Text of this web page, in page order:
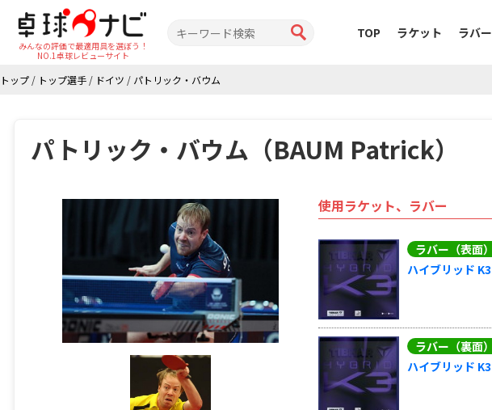
みんなの評価で最適用具を選ぼう！
NO.1卓球レビューサイト
TOP ラケット ラバー
トップ / トップ選手 / ドイツ / パトリック・バウム
パトリック・バウム（BAUM Patrick）
使用ラケット、ラバー
ラバー（表面）
ハイブリッド K3
ラバー（裏面）
ハイブリッド K3